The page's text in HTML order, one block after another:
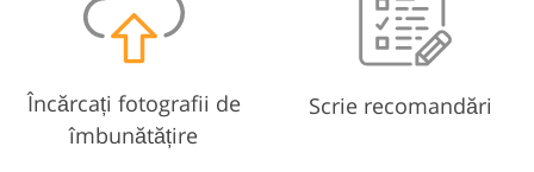
Încărcați fotografii de
îmbunătățire
Scrie recomandări